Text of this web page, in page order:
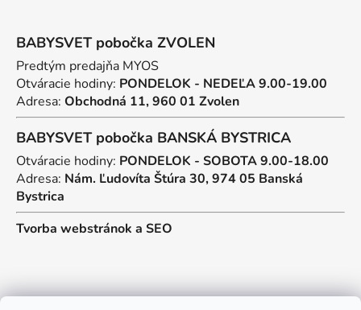
BABYSVET pobočka ZVOLEN
Predtým predajňa MYOS
Otváracie hodiny: PONDELOK - NEDEĽA 9.00-19.00
Adresa: Obchodná 11, 960 01 Zvolen
BABYSVET pobočka BANSKÁ BYSTRICA
Otváracie hodiny: PONDELOK - SOBOTA 9.00-18.00
Adresa: Nám. Ľudovíta Štúra 30, 974 05 Banská
Bystrica
Tvorba webstránok a SEO